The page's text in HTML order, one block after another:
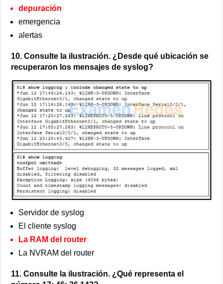
depuración
emergencia
alertas
10. Consulte la ilustración. ¿Desde qué ubicación se
recuperaron los mensajes de syslog?
Servidor de syslog
El cliente syslog
La RAM del router
La NVRAM del router
11. Consulte la ilustración. ¿Qué representa el